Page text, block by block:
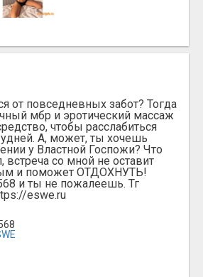
от повседневных забот? Тогда
мбр и эротический массаж
чтобы расслабиться
А, может, ты хочешь
у Властной Госпожи? Что
со мной не оставит
и поможет ОТДОХНУТЬ!
и ты не пожалеешь. Тг
eswe.ru